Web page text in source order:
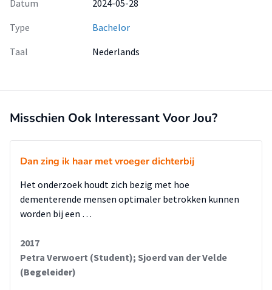
Datum
2024-05-28
Type
Bachelor
Taal
Nederlands
Misschien Ook Interessant Voor Jou?
Dan zing ik haar met vroeger dichterbij
Het onderzoek houdt zich bezig met hoe
dementerende mensen optimaler betrokken kunnen
worden bij een …
2017
Petra Verwoert (Student); Sjoerd van der Velde
(Begeleider)